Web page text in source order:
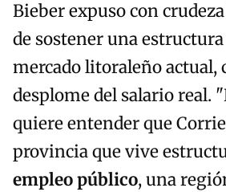
Bieber expuso con
de sostener una
mercado litoraleño actual,
desplome del salario real.
quiere entender que
provincia que vive
empleo público, una